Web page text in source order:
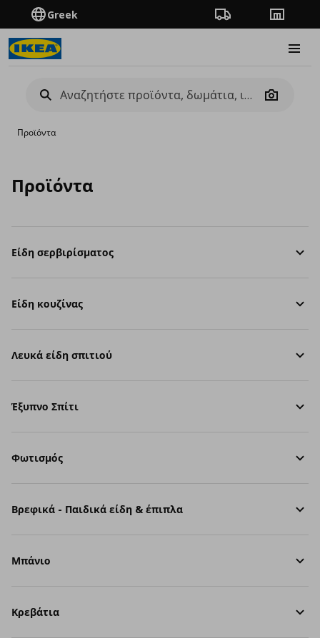
Greek Πορεία παραγγελίας
Camera
Προϊόντα
Προϊόντα
Είδη σερβιρίσματος
Είδη κουζίνας
Λευκά είδη σπιτιού
Έξυπνο Σπίτι
Φωτισμός
Βρεφικά - Παιδικά είδη & έπιπλα
Μπάνιο
Κρεβάτια